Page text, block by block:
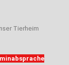
Tierheim